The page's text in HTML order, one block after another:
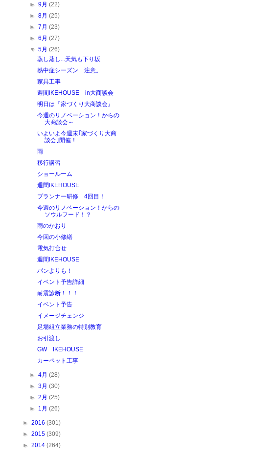
►9月 (22)
►8月 (25)
►7月 (23)
►6月 (27)
▼ 5月 (26)
蒸し蒸し...天気も下り坂
熱中症シーズン 注意。
家具工事
週間IKEHOUSE in大商談会
明日は『家づくり大商談会』
今週のリノベーション！からの
大商談会～
いよいよ今週末｢家づくり大商
談会｣開催！
雨
移行講習
ショールーム
週間IKEHOUSE
プランナー研修 4回目！
今週のリノベーション！からの
ソウルフード！？
雨のかおり
今回の小修繕
電気打合せ
週間IKEHOUSE
パンよりも！
イベント予告詳細
耐震診断！！！
イベント予告
イメージチェンジ
足場組立業務の特別教育
お引渡し
GW IKEHOUSE
カーペット工事
►4月 (28)
►3月 (30)
►2月 (25)
► 1月 (26)
► 2016 (301)
► 2015 (309)
► 2014 (264)